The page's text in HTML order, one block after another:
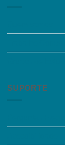
SUPORTE